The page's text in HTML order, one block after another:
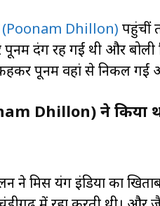
(Poonam Dhillon) पहुंचीं
दंग रह गईं थी और
पूनम वहां से निकल गईं
Dhillon) ने किया
ने मिस यंग इंडिया का